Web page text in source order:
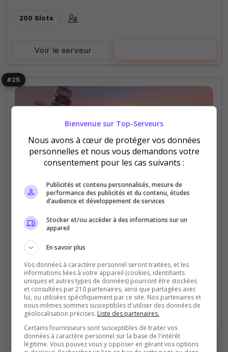
200 Slots
Voir le serveur
#25
Faction Roleplay Semi-RP
Serveur Minecraft Bedrock RP &amp; Factions. RP
libre guidé par des trames narratives. Deux
sociétés s’opposent : Order (loi, discipline) et
Utopia (liberté, évolution). Choisis ton camp et...
0
votes clics
(0)
10 Slots
Voir le serveur Voter
Bienvenue sur Top-Serveurs
Nous avons à cœur de protéger vos données
personnelles et nous vous demandons votre
consentement pour les cas suivants :
Publicités et contenu personnalisés, mesure de
performance des publicités et du contenu, études
d’audience et développement de services
Stocker et/ou accéder à des informations sur un
appareil
En savoir plus
Vos données à caractère personnel seront traitées, et les
informations liées à votre appareil (cookies, identifiants
uniques et autres types de données) pourront être stockées
et consultées par 210 partenaires, ainsi que partagées avec
lui, ou utilisées spécifiquement par ce site. Nos partenaires et
nous-mêmes sommes susceptibles d'utiliser des données de
géolocalisation précises. Liste des partenaires.
Certains fournisseurs sont susceptibles de traiter vos
données à caractère personnel sur la base de l'intérêt
légitime. Vous pouvez vous y opposer en gérant vos options